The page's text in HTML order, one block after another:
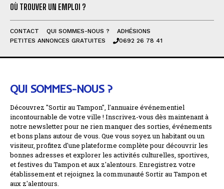
OÙ TROUVER UN EMPLOI ?
CONTACT QUI SOMMES-NOUS ?
ADHÉSIONS
PETITES ANNONCES GRATUITES
0692 26 78 41
QUI SOMMES-NOUS ?
Découvrez "Sortir au Tampon", l'annuaire événementiel
incontournable de votre ville ! Inscrivez-vous dès maintenant à
notre newsletter pour ne rien manquer des sorties, événements
et bons plans autour de vous. Que vous soyez un habitant ou un
visiteur, profitez d'une plateforme complète pour découvrir les
bonnes adresses et explorer les activités culturelles, sportives,
et festives du Tampon et aux z'alentours. Enregistrez votre
établissement et rejoignez la communauté Sortir au Tampon et
aux z'alentours.